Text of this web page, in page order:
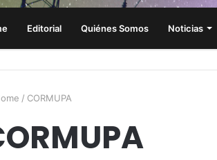
Editorial Quiénes Somos Noticias
/ CORMUPA